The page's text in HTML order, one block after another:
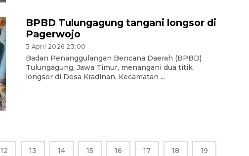
BPBD Tulungagung tangani longsor di
Pagerwojo
3 April 2026 23:00
Badan Penanggulangan Bencana Daerah (BPBD)
Tulungagung, Jawa Timur, menangani dua titik
longsor di Desa Kradinan, Kecamatan ...
12 13 14 15 16 17 18 19